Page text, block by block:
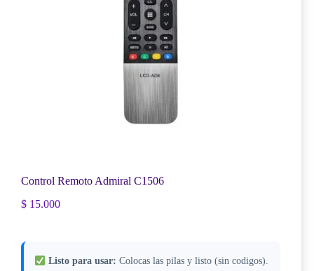
Control Remoto Admiral C1506
$ 15.000
Listo para usar: Colocas las pilas y listo (sin codigos).